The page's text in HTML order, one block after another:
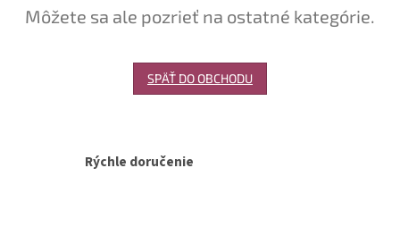
Môžete sa ale pozrieť na ostatné kategórie.
SPÄŤ DO OBCHODU
Rýchle doručenie